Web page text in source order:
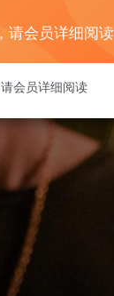
请会员详细阅读
会员详细阅读